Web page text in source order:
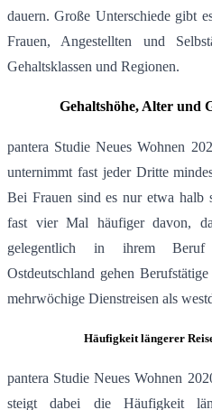
dauern. Große Unterschiede gibt
Frauen, Angestellten und
Gehaltsklassen und Regionen.
Gehaltshöhe, Alter und
pantera Studie Neues Wohnen
unternimmt fast jeder Dritte
Bei Frauen sind es nur etwa halb
fast vier Mal häufiger davon,
gelegentlich in ihrem Beruf
Ostdeutschland gehen
mehrwöchige Dienstreisen als
Häufigkeit längerer
pantera Studie Neues Wohnen
steigt dabei die Häufigkeit